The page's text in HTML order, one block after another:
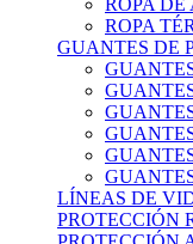
ROPA
ROPA
GUANTES DE
LÍNEAS DE
PROTECCIÓN